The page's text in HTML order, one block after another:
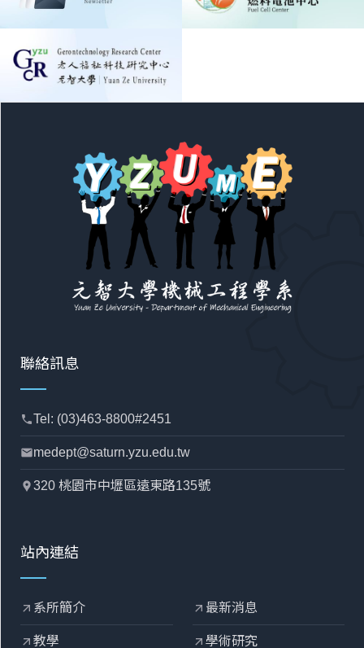
聯絡訊息
phoneTel: (03)463-8800#2451
mailmedept@saturn.yzu.edu.tw
location_pin320 桃園市中壢區遠東路135號
站內連結
arrow_outward 系所簡介 arrow_outward 最新消息
arrow_outward 教學 arrow_outward 學術研究